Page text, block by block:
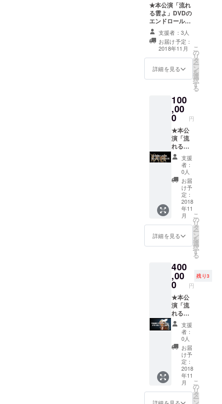
ご家族
に贈り
物とし
て如何
でしょ
うか。
いただ
けるこ
です。
★本公演「流れ
る雲よ」DVDの
エンドロールに
法人名記載
(DVD5枚付)★
支援の御礼とし
て、エンドロー
ルに法人名を記
載させて頂きま
す！ 更にDVDが
5枚も付いてきま
修などにご活用
ください！
支援者：3人
お届け予定：
2018年11月
詳細を見る
こ
の
リ
タ
ー
ン
を
選
択
す
る
100
,00
0 円
★本公
演「流
れる雲
よ」
DVD20
枚★ ま
だ舞台
をご覧
になっ
てない
方、ま
た舞台
を見て
感動し
て頂け
切なご
友人や
ご家族
に贈り
物とし
ていか
がで
しょう
が。
きっと
喜んで
いただ
けるこ
と間違
いなし
です。
支援
者：
0人
お届
け予
定：
2018
年11
月
詳細を見る
こ
の
リ
タ
ー
ン
を
選
択
す
る
400
,00
0 円
残り3
★本公
演「流
れる雲
よ」
DVD10
0枚(サ
イン入
脚本
付)★
100枚お
申込頂
きます
と、先
着3名様
支援
者：
0人
お届
け予
定：
2018
年11
月
こ
の
リ
タ
ー